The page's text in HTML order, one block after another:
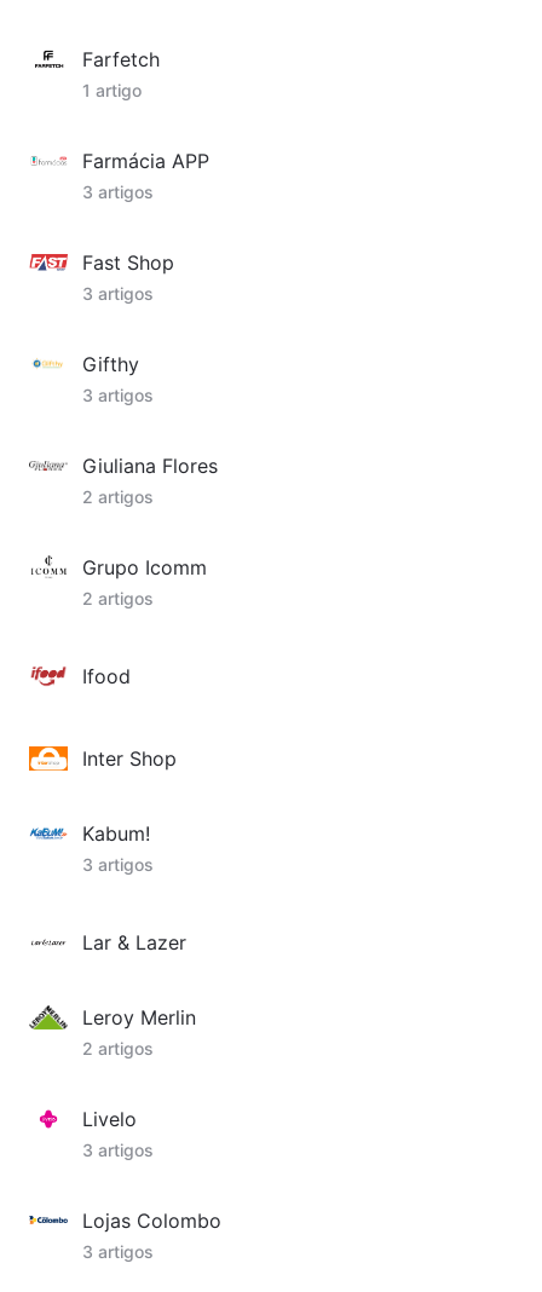
Farfetch
1 artigo
Farmácia APP
3 artigos
Fast Shop
3 artigos
Gifthy
3 artigos
Giuliana Flores
2 artigos
Grupo Icomm
2 artigos
Ifood
Inter Shop
Kabum!
3 artigos
Lar & Lazer
Leroy Merlin
2 artigos
Livelo
3 artigos
Lojas Colombo
3 artigos